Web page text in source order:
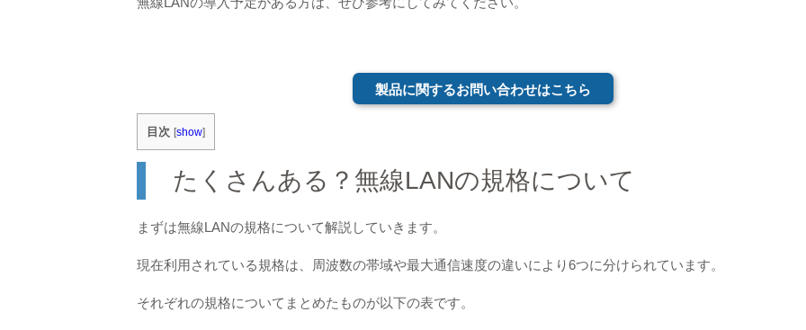
製品に関するお問い合わせはこちら
目次 [show]
たくさんある？無線LANの規格について
まずは無線LANの規格について解説していきます。
現在利用されている規格は、周波数の帯域や最大通信速度の違いにより6つに分けられています。
それぞれの規格についてまとめたものが以下の表です。